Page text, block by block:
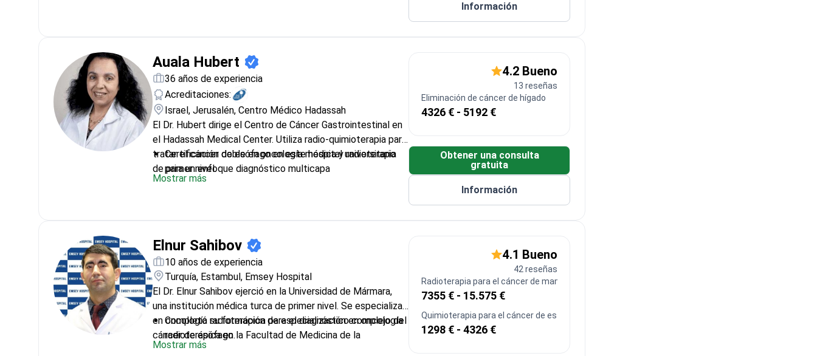
Información
Auala Hubert
36 años de experiencia
Acreditaciones:
Israel, Jerusalén, Centro Médico Hadassah
El Dr. Hubert dirige el Centro de Cáncer Gastrointestinal en
el Hadassah Medical Center. Utiliza radio-quimioterapia para
tratar el cáncer de esófago en este hospital universitario
de primer nivel.
Certificación doble en oncología médica y radioterapia
para un enfoque diagnóstico multicapa
Utiliza CyberKnife, un sistema robótico para la
Miembro del Comité de Cáncer Gastrointestinal en Israel
Lidera equipos de especialistas en una institución
médica de renombre mundial acreditada por la JCI
Mostrar más
4.2 Bueno
13 reseñas
Eliminación de cáncer de hígado
4326 € - 5192 €
Obtener una consulta
gratuita
Información
Elnur Sahibov
10 años de experiencia
Turquía, Estambul, Emsey Hospital
El Dr. Elnur Sahibov ejerció en la Universidad de Mármara,
una institución médica turca de primer nivel. Se especializa
en oncología radioterápica para el diagnóstico complejo del
cáncer de esófago.
Completó su formación de especialización en oncología
radioterápica en la Facultad de Medicina de la
Universidad de Mármara
Mostrar más
4.1 Bueno
42 reseñas
Radioterapia para el cáncer de mama
7355 € - 15.575 €
Quimioterapia para el cáncer de estómago.
1298 € - 4326 €